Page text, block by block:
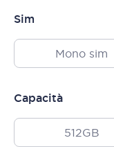
Sim
Mono sim
Capacità
512GB